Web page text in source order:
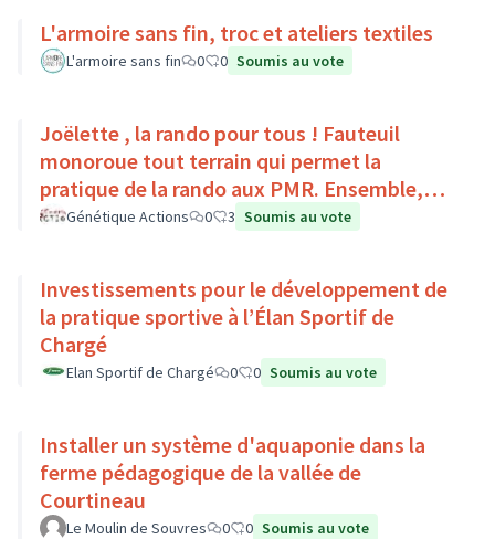
L'armoire sans fin, troc et ateliers textiles
L'armoire sans fin 0 0 Soumis au vote
Joëlette , la rando pour tous ! Fauteuil
monoroue tout terrain qui permet la
pratique de la rando aux PMR. Ensemble,
faisons du sport :)
Génétique Actions 0 3 Soumis au vote
Investissements pour le développement de
la pratique sportive à l’Élan Sportif de
Chargé
Elan Sportif de Chargé 0 0 Soumis au vote
Installer un système d'aquaponie dans la
ferme pédagogique de la vallée de
Courtineau
Le Moulin de Souvres 0 0 Soumis au vote